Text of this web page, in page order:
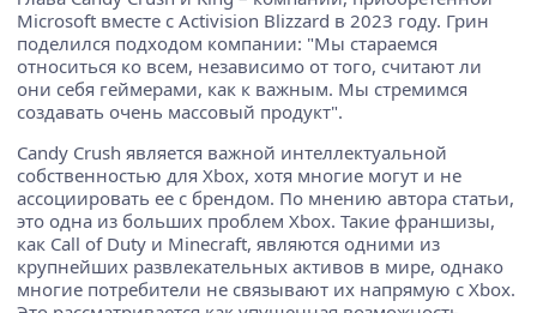
Microsoft вместе с Activision Blizzard в 2023 году. Грин
поделился подходом компании: "Мы стараемся
относиться ко всем, независимо от того, считают ли
они себя геймерами, как к важным. Мы стремимся
создавать очень массовый продукт".
Candy Crush является важной интеллектуальной
собственностью для Xbox, хотя многие могут и не
ассоциировать ее с брендом. По мнению автора статьи,
это одна из больших проблем Xbox. Такие франшизы,
как Call of Duty и Minecraft, являются одними из
крупнейших развлекательных активов в мире, однако
многие потребители не связывают их напрямую с Xbox.